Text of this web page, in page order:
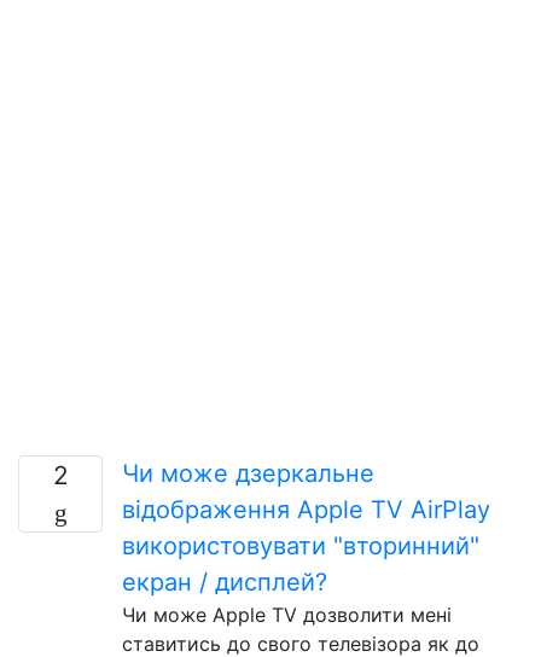
2
Чи може дзеркальне
відображення Apple TV AirPlay
використовувати "вторинний"
екран / дисплей?
Чи може Apple TV дозволити мені
ставитись до свого телевізора як до